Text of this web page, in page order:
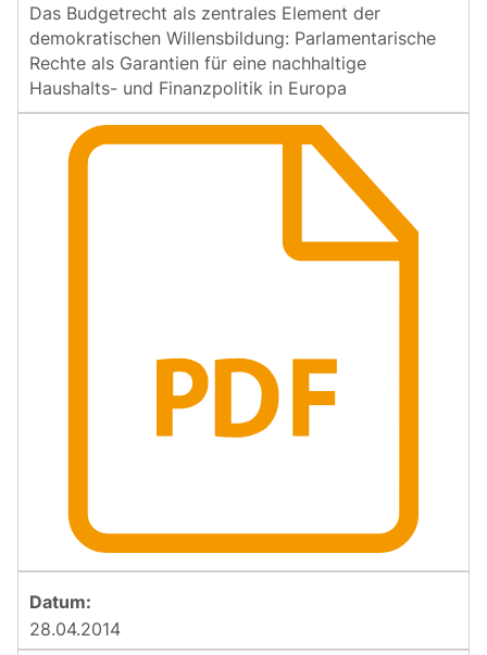
Das Budgetrecht als zentrales Element der
demokratischen Willensbildung: Parlamentarische
Rechte als Garantien für eine nachhaltige
Haushalts- und Finanzpolitik in Europa
28.04.2014